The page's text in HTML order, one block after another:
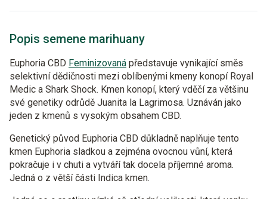
Popis semene marihuany
Euphoria CBD Feminizovaná představuje vynikající směs
selektivní dědičnosti mezi oblíbenými kmeny konopí Royal
Medic a Shark Shock. Kmen konopí, který vděčí za většinu
své genetiky odrůdě Juanita la Lagrimosa. Uznáván jako
jeden z kmenů s vysokým obsahem CBD.
Genetický původ Euphoria CBD důkladně naplňuje tento
kmen Euphoria sladkou a zejména ovocnou vůní, která
pokračuje i v chuti a vytváří tak docela příjemné aroma.
Jedná o z větší části Indica kmen.